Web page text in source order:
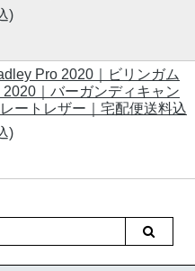
)
Pro 2020｜ビリンガム
｜バーガンディキャン
ートレザー｜宅配便送料込
)